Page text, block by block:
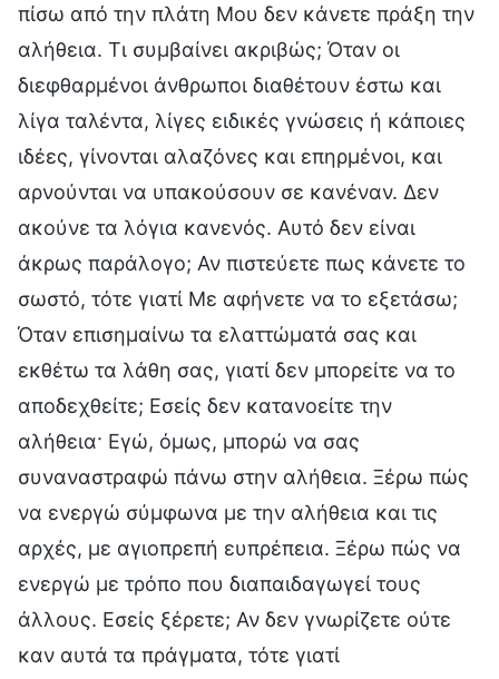
πίσω από την πλάτη Μου δεν κάνετε πράξη την
αλήθεια. Τι συμβαίνει ακριβώς; Όταν οι
διεφθαρμένοι άνθρωποι διαθέτουν έστω και
λίγα ταλέντα, λίγες ειδικές γνώσεις ή κάποιες
ιδέες, γίνονται αλαζόνες και επηρμένοι, και
αρνούνται να υπακούσουν σε κανέναν. Δεν
ακούνε τα λόγια κανενός. Αυτό δεν είναι
άκρως παράλογο; Αν πιστεύετε πως κάνετε το
σωστό, τότε γιατί Με αφήνετε να το εξετάσω;
Όταν επισημαίνω τα ελαττώματά σας και
εκθέτω τα λάθη σας, γιατί δεν μπορείτε να το
αποδεχθείτε; Εσείς δεν κατανοείτε την
αλήθεια· Εγώ, όμως, μπορώ να σας
συναναστραφώ πάνω στην αλήθεια. Ξέρω πώς
να ενεργώ σύμφωνα με την αλήθεια και τις
αρχές, με αγιοπρεπή ευπρέπεια. Ξέρω πώς να
ενεργώ με τρόπο που διαπαιδαγωγεί τους
άλλους. Εσείς ξέρετε; Αν δεν γνωρίζετε ούτε
καν αυτά τα πράγματα, τότε γιατί